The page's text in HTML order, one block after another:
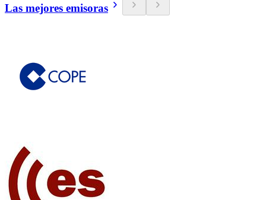
Las mejores emisoras